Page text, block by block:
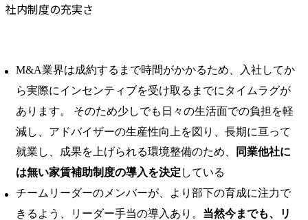
社内制度の充実さ
M&A業界は成約するまで時間がかかるため、入社してか
ら実際にインセンティブを受け取るまでにタイムラグが
あります。 そのため少しでも日々の生活面での負担を軽
減し、アドバイザーの生産性向上を図り、長期に亘って
就業し、成果を上げられる環境整備のため、
同業他社に
は無い家賃補助制度の導入を決定 している
チームリーダーのメンバーが、より部下の育成に注力で
きるよう、リーダー手当の導入あり。 当然今までも、リ